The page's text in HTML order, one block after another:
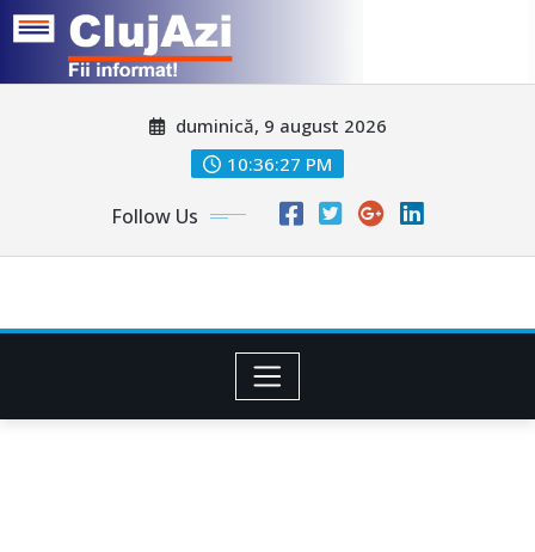
duminică, 9 august 2026
10:36:30 PM
Follow Us